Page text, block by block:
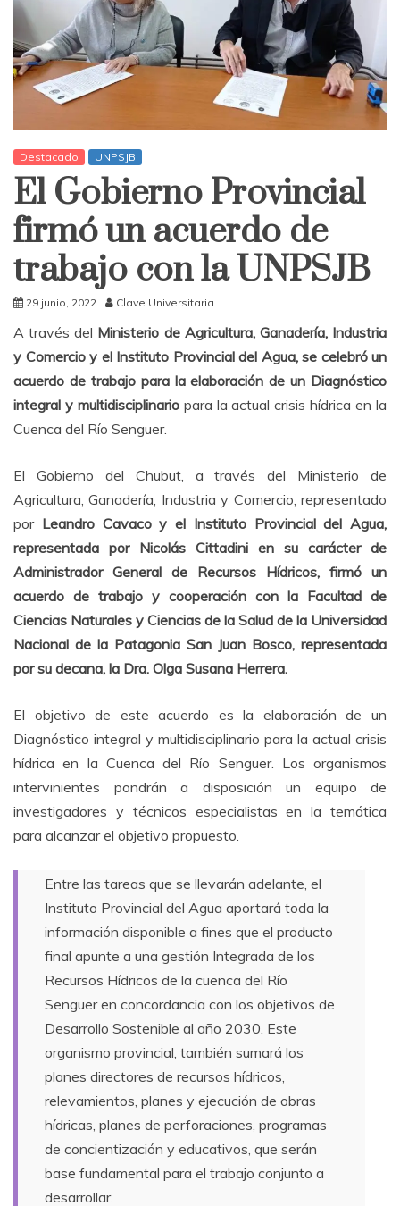
Destacado UNPSJB
El Gobierno Provincial
firmó un acuerdo de
trabajo con la UNPSJB
29 junio, 2022 Clave Universitaria
A través del Ministerio de Agricultura, Ganadería, Industria
y Comercio y el Instituto Provincial del Agua, se celebró un
acuerdo de trabajo para la elaboración de un Diagnóstico
integral y multidisciplinariopara la actual crisis hídrica en la
Cuenca del Río Senguer.
El Gobierno del Chubut, a través del Ministerio de
Agricultura, Ganadería, Industria y Comercio, representado
por Leandro Cavaco y el Instituto Provincial del Agua,
representada por Nicolás Cittadini en su carácter de
Administrador General de Recursos Hídricos, firmó un
acuerdo de trabajo y cooperación con la Facultad de
Ciencias Naturales y Ciencias de la Salud de la Universidad
Nacional de la Patagonia San Juan Bosco, representada
por su decana, la Dra. Olga Susana Herrera.
El objetivo de este acuerdo es la elaboración de un
Diagnóstico integral y multidisciplinario para la actual crisis
hídrica en la Cuenca del Río Senguer. Los organismos
intervinientes pondrán a disposición un equipo de
investigadores y técnicos especialistas en la temática
para alcanzar el objetivo propuesto.
Entre las tareas que se llevarán adelante, el
Instituto Provincial del Agua aportará toda la
información disponible a fines que el producto
final apunte a una gestión Integrada de los
Recursos Hídricos de la cuenca del Río
Senguer en concordancia con los objetivos de
Desarrollo Sostenible al año 2030. Este
organismo provincial, también sumará los
planes directores de recursos hídricos,
relevamientos, planes y ejecución de obras
hídricas, planes de perforaciones, programas
de concientización y educativos, que serán
base fundamental para el trabajo conjunto a
desarrollar.